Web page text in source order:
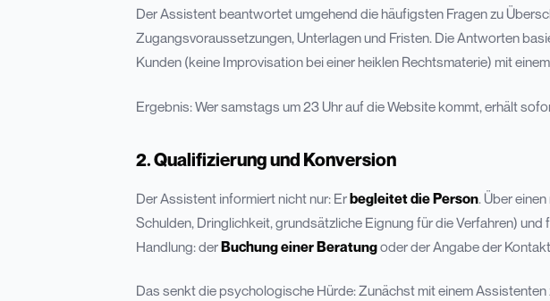
Der Assistent beantwortet umgehend die häufigsten Fragen zu
Zugangsvoraussetzungen, Unterlagen und Fristen. Die Antworten
Kunden (keine Improvisation bei einer heiklen Rechtsmaterie) mit
Ergebnis: Wer samstags um 23 Uhr auf die Website kommt, erhält
2. Qualifizierung und Konversion
Der Assistent informiert nicht nur: Erbegleitet die Person. Über
Schulden, Dringlichkeit, grundsätzliche Eignung für die Verfahren)
Handlung: derBuchung einer Beratungoder der Angabe der
Das senkt die psychologische Hürde: Zunächst mit einem